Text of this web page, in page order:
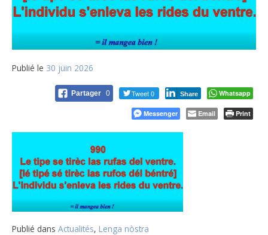
Publié le 30 juin 2026
Partager 0 Tweet 0 Share Whatsapp
Messenger Email Print
Publié dans Actualités, Lenga nòstra